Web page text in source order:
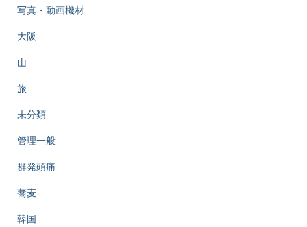
写真・動画機材
大阪
山
旅
未分類
管理一般
群発頭痛
蕎麦
韓国